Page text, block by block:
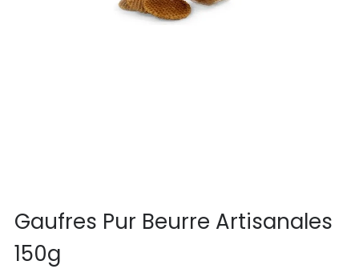
Gaufres Pur Beurre Artisanales
150g